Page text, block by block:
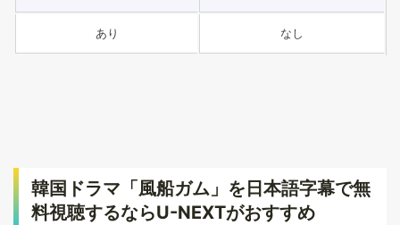
あり なし
韓国ドラマ「風船ガム」を日本語字幕で無
料視聴するならU-NEXTがおすすめ